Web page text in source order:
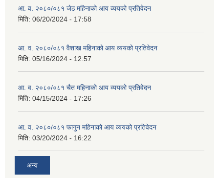
आ. व. २०८०/०८१ जेठ महिनाको आय व्ययको प्रतिवेदन
मिति: 06/20/2024 - 17:58
आ. व. २०८०/०८१ वैशाख महिनाको आय व्ययको प्रतिवेदन
मिति: 05/16/2024 - 12:57
आ. व. २०८०/०८१ चैत महिनाको आय व्ययको प्रतिवेदन
मिति: 04/15/2024 - 17:26
आ. व. २०८०/०८१ फागुन महिनाको आय व्ययको प्रतिवेदन
मिति: 03/20/2024 - 16:22
अन्य